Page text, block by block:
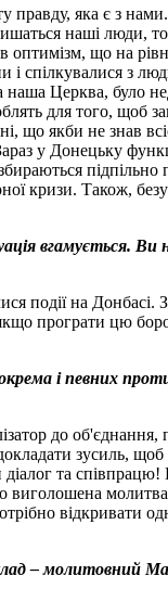
яка є з
наші люди,
що на
спілкувалися з
Церква, було
для того, щоб
що якби не знав
у Донецьку
підпільно
кризи. Також,
вгамується.
події на Донбасі.
програти цю
і певних
до
зусиль,
та
молитва
відкривати
– молитовний